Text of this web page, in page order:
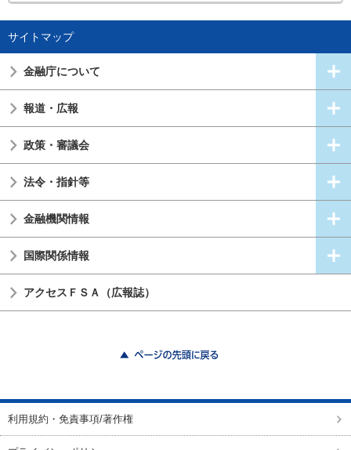
サイトマップ
金融庁について
報道・広報
政策・審議会
法令・指針等
金融機関情報
国際関係情報
アクセスＦＳＡ（広報誌）
利用規約・免責事項/著作権